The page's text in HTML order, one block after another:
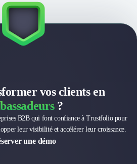
vos clients en
?
B2B qui font confiance à Trustfolio pour
leur visibilité et accélérer leur croissance.
une démo